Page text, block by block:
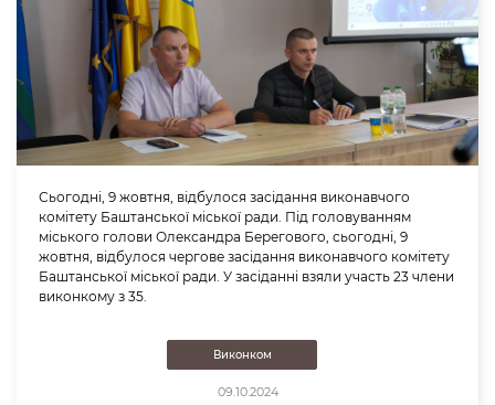
Сьогодні, 9 жовтня, відбулося засідання виконавчого
комітету Баштанської міської ради. Під головуванням
міського голови Олександра Берегового, сьогодні, 9
жовтня, відбулося чергове засідання виконавчого комітету
Баштанської міської ради. У засіданні взяли участь 23 члени
виконкому з 35.
Виконком
09.10.2024